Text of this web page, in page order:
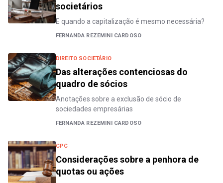
societários
E quando a capitalização é mesmo necessária?
FERNANDA REZEMINI CARDOSO
DIREITO SOCIETÁRIO
Das alterações contenciosas do
quadro de sócios
Anotações sobre a exclusão de sócio de
sociedades empresárias
FERNANDA REZEMINI CARDOSO
CPC
Considerações sobre a penhora de
quotas ou ações